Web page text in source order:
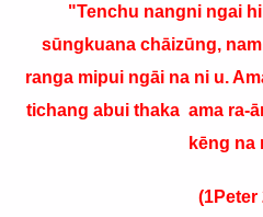
"Tenchu nangni ngai
sūngkuana chāizūng,
ranga mipui ngāi na ni u.
tichang abui thaka ama ra-
kēng na
(1Peter